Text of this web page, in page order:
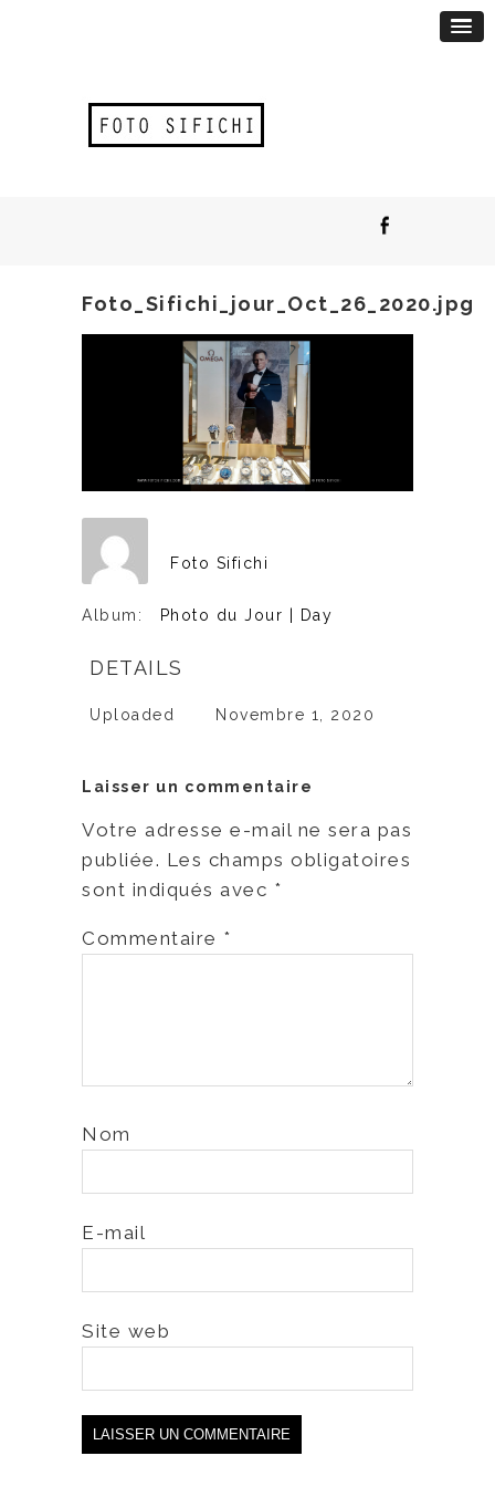
Foto_Sifichi_jour_Oct_26_2020.jpg
Foto Sifichi
Album: Photo du Jour | Day
DETAILS
Uploaded Novembre 1, 2020
Laisser un commentaire
Votre adresse e-mail ne sera pas
publiée. Les champs obligatoires
sont indiqués avec *
Commentaire *
Nom
E-mail
Site web